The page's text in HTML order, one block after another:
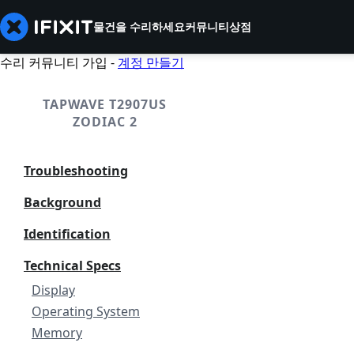
물건을 수리하세요커뮤니티상점
수리 커뮤니티 가입 -계정 만들기
TAPWAVE T2907US
ZODIAC 2
Troubleshooting
Background
Identification
Technical Specs
Display
Operating System
Memory